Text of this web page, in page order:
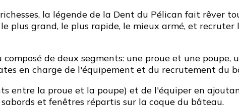
la légende de la Dent du Pélican fait rêver
plus grand, le plus rapide, le mieux armé, et recruter
de deux segments: une proue et une poupe,
en charge de l'équipement et du recrutement du
entre la proue et la poupe) et de l'équiper en
et fenêtres répartis sur la coque du bâteau.